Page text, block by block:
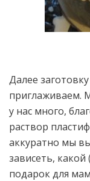
Далее
приглаживаем.
у нас много,
раствор
аккуратно мы
зависеть,
подарок для